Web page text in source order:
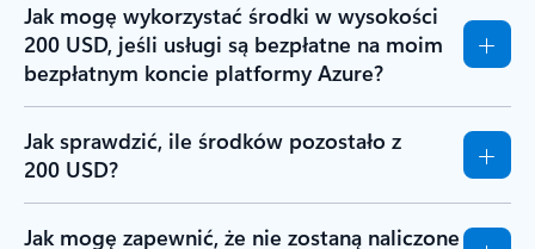
Jak mogę wykorzystać środki w wysokości
200 USD, jeśli usługi są bezpłatne na moim
bezpłatnym koncie platformy Azure?
Jak sprawdzić, ile środków pozostało z
200 USD?
Jak mogę zapewnić, że nie zostaną naliczone